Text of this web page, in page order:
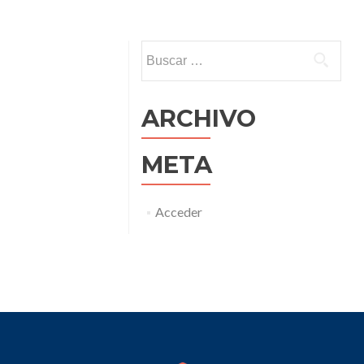
ARCHIVO
META
Acceder